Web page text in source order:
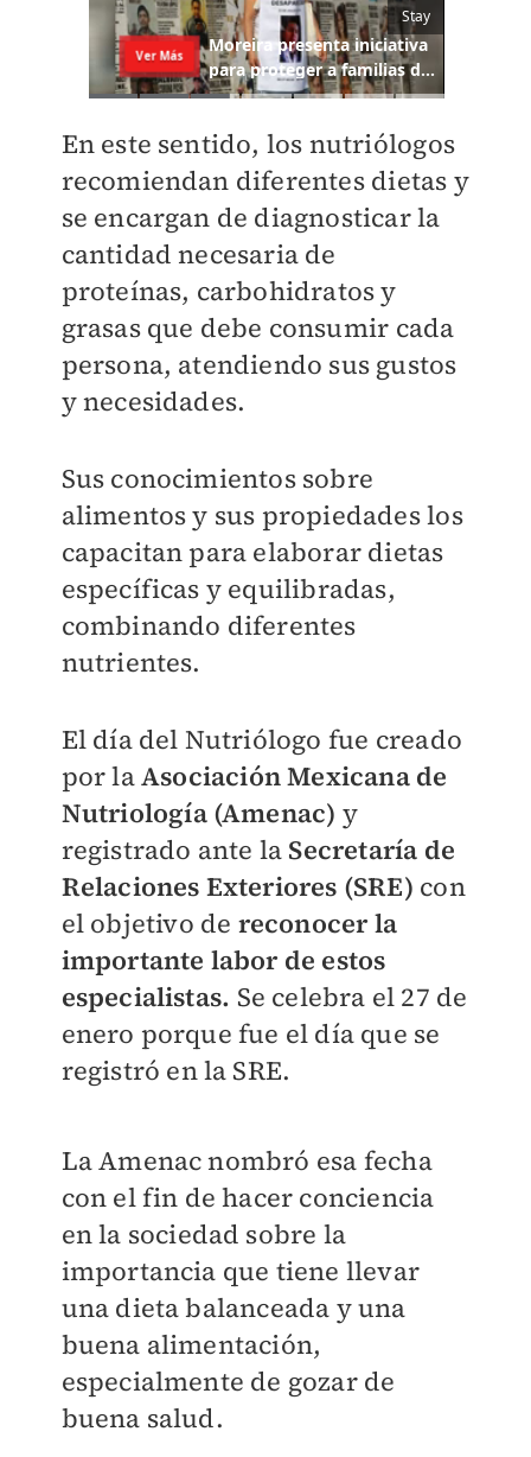
En este sentido, los nutriólogos
recomiendan diferentes dietas y
se encargan de diagnosticar la
cantidad necesaria de
proteínas, carbohidratos y
grasas que debe consumir cada
persona, atendiendo sus gustos
y necesidades.
Sus conocimientos sobre
alimentos y sus propiedades los
capacitan para elaborar dietas
específicas y equilibradas,
combinando diferentes
nutrientes.
El día del Nutriólogo fue creado
por laAsociación Mexicana de
Nutriología (Amenac) y
registrado ante la Secretaría de
Relaciones Exteriores (SRE) con
el objetivo de reconocer la
importante labor de estos
especialistas. Se celebra el 27 de
enero porque fue el día que se
registró en la SRE.
La Amenac nombró esa fecha
con el fin de hacer conciencia
en la sociedad sobre la
importancia que tiene llevar
una dieta balanceada y una
buena alimentación,
especialmente de gozar de
buena salud.